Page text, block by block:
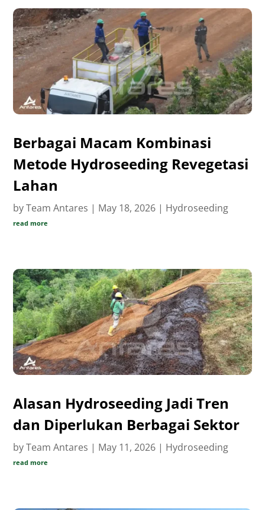
Berbagai Macam Kombinasi
Metode Hydroseeding Revegetasi
Lahan
byTeam Antares | May 18, 2026 | Hydroseeding
read more
Alasan Hydroseeding Jadi Tren
dan Diperlukan Berbagai Sektor
byTeam Antares | May 11, 2026 | Hydroseeding
read more